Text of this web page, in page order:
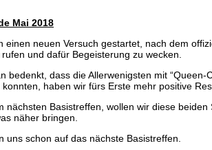
Mai 2018
einen neuen Versuch gestartet, nach dem
und dafür Begeisterung zu wecken.
bedenkt, dass die Allerwenigsten mit
haben wir fürs Erste mehr positive
nächsten Basistreffen, wollen wir diese
näher bringen.
uns schon auf das nächste Basistreffen.